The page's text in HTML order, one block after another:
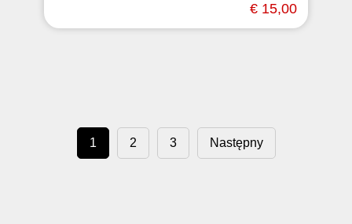
€ 15,00
1 2 3 Następny